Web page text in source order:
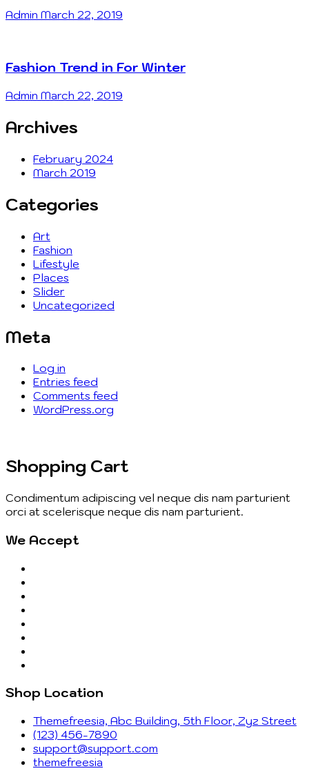
Admin March 22, 2019
Fashion Trend in For Winter
Admin March 22, 2019
Archives
February 2024
March 2019
Categories
Art
Fashion
Lifestyle
Places
Slider
Uncategorized
Meta
Log in
Entries feed
Comments feed
WordPress.org
Shopping Cart
Condimentum adipiscing vel neque dis nam parturient
orci at scelerisque neque dis nam parturient.
We Accept
Shop Location
Themefreesia, Abc Building, 5th Floor, Zyz Street
(123) 456-7890
support@support.com
themefreesia